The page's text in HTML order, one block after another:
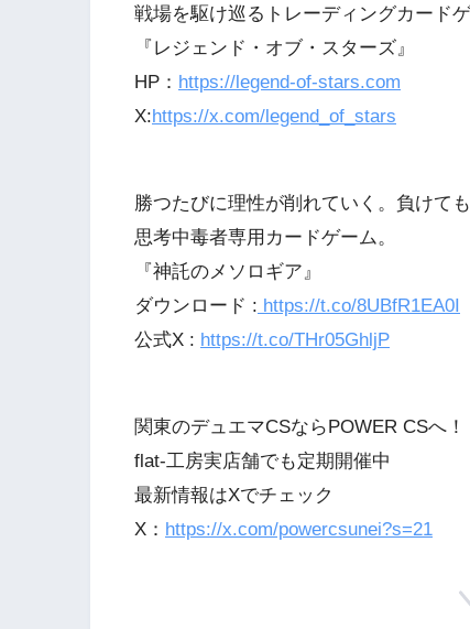
戦場を駆け巡るトレーディングカード
『レジェンド・オブ・スターズ』
HP： https://legend-of-stars.com
X:https://x.com/legend_of_stars
勝つたびに理性が削れていく。負けて
思考中毒者専用カードゲーム。
『神託のメソロギア』
ダウンロード : https://t.co/8UBfR1EA0I
公式X : https://t.co/THr05GhljP
関東のデュエマCSならPOWER CSへ！
flat-工房実店舗でも定期開催中
最新情報はXでチェック
X： https://x.com/powercsunei?s=21